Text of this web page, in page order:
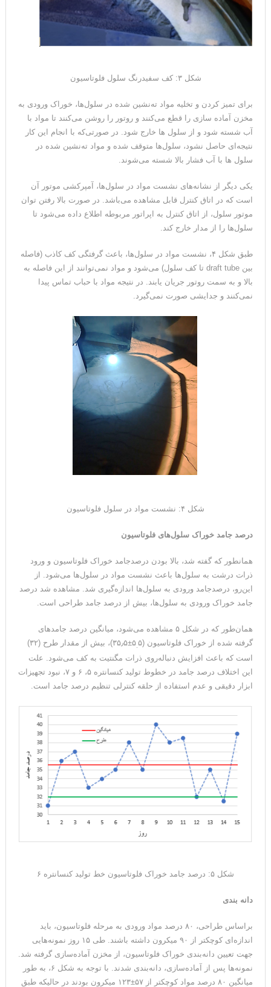
شکل ۳: کف سفیدرنگ سلول فلوتاسیون
برای تمیز کردن و تخلیه مواد ته‌نشین شده در سلول‌ها، خوراک ورودی به
مخزن آماده سازی را قطع می‌کنند و روتور را روشن می‌کنند تا مواد با
آب شسته شود و از سلول ها خارج شود. در صورتی‌که با انجام این کار
نتیجه‌ای حاصل نشود، سلول‌ها متوقف شده و مواد ته‌نشین شده در
سلول ها با آب فشار بالا شسته می‌شوند.
یکی دیگر از نشانه‌های نشست مواد در سلول‌ها، آمپرکشی موتور آن
است که در اتاق کنترل قابل مشاهده می‌باشد. در صورت بالا رفتن توان
موتور سلول، از اتاق کنترل به اپراتور مربوطه اطلاع داده می‌شود تا
سلول‌ها را از مدار خارج کند.
طبق شکل ۴، نشست مواد در سلول‌ها، باعث گرفتگی کف کاذب (فاصله
بین draft tube تا کف سلول) می‌شود و مواد نمی‌توانند از این فاصله به
بالا و به سمت روتور جریان یابند. در نتیجه مواد با حباب تماس پیدا
نمی‌کنند و جدایشی صورت نمی‌گیرد.
شکل ۴: نشست مواد در سلول فلوتاسیون
درصد جامد خوراک سلول‌های فلوتاسیون
همانطور که گفته شد، بالا بودن درصدجامد خوراک فلوتاسیون و ورود
ذرات درشت به سلول‌ها باعث نشست مواد در سلول‌ها می‌شود. از
این‌رو، درصدجامد ورودی به سلول‌ها اندازه‌گیری‌ شد. مشاهده شد درصد
جامد خوراک ورودی به سلول‌ها، بیش از درصد جامد طراحی است.
همان‌طور که در شکل ۵ مشاهده می‌شود، میانگین درصد جامد‌های
گرفته شده از خوراک فلوتاسیون (۵ .
۵±۳۵٫۵)، بیش از مقدار طرح (۳۲)
است که باعث افزایش دنباله‌روی ذرات مگنتیت به کف می‌شود. علت
این اختلاف درصد جامد در خطوط تولید کنسانتره ۵، ۶ و ۷، نبود تجهیزات
ابزار دقیقی و عدم استفاده از حلقه کنترلی تنظیم درصد جامد است.
شکل ۵: درصد جامد خوراک فلوتاسیون خط تولید کنسانتره ۶
دانه بندی
براساس طراحی، ۸۰ درصد مواد ورودی به مرحله فلوتاسیون، باید
اندازه‌ای کوچکتر از ۹۰ میکرون داشته باشند. طی ۱۵ روز نمونه‌هایی
جهت تعیین دانه‌بندی خوراک فلوتاسیون‌، از مخزن آماده‌سازی گرفته شد.
نمونه‌ها پس از آماده‌سازی، دانه‌بندی شدند. با توجه به شکل ۶، به طور
میانگین ۸۰ درصد مواد کوچکتر از ۵۷±۱۲۳ میکرون بودند در حالیکه طبق